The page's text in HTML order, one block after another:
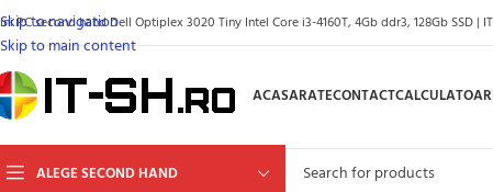
Skip to navigation
Skip to main content
PC second hand Dell Optiplex 3020 Tiny Intel Core i3-4160T, 4Gb ddr3, 128Gb SSD |
ACASARATECONTACT
ALEGE SECOND HAND